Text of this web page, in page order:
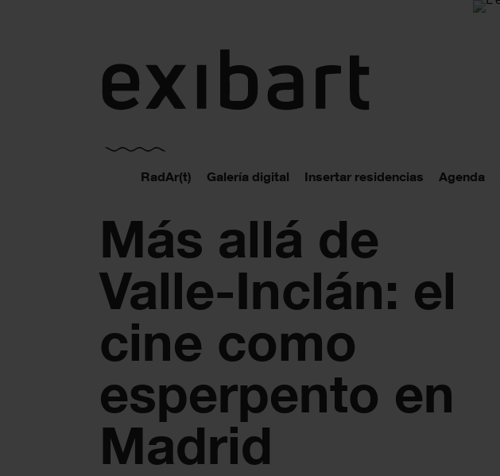
RadAr(t) Galería digital Insertar residencias Agenda
Más allá de
Valle-Inclán: el
cine como
esperpento en
Madrid